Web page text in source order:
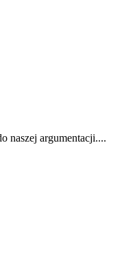
naszej argumentacji....